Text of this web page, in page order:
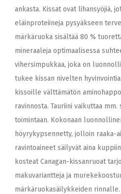
ankasta. Kissat ovat lihansyöjiä,
eläinproteiineja pysyäkseen
märkäruoka sisältää 80 %
mineraaleja optimaalisessa
vihersimpukkaa, joka on
tukee kissan nivelten
kissoille välttämätön
ravinnosta. Tauriini vaikuttaa mm.
toimintaan. Kokonaan
höyrykypsennetty, jolloin raaka-
ravintoaineet säilyvät aina
kosteat Canagan-kissanruoat
makuvariantteja ja
märkäruokasäilykkeiden